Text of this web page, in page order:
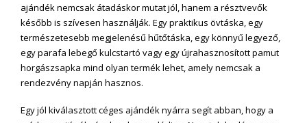
ajándék nemcsak átadáskor mutat jól, hanem a résztvevők
később is szívesen használják. Egy praktikus övtáska, egy
természetesebb megjelenésű hűtőtáska, egy könnyű legyező,
egy parafa lebegő kulcstartó vagy egy újrahasznosított pamut
horgászsapka mind olyan termék lehet, amely nemcsak a
rendezvény napján hasznos.
Egy jól kiválasztott céges ajándék nyárra segít abban, hogy a